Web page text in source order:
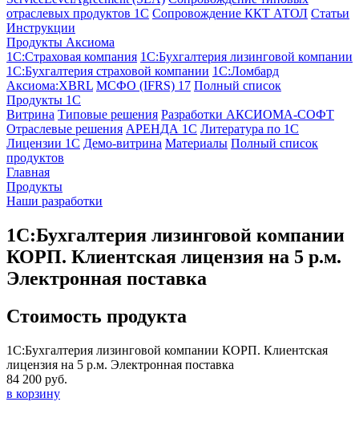
отраслевых продуктов 1С Сопровождение ККТ АТОЛ Статьи
Инструкции
Продукты Аксиома
1С:Страховая компания 1С:Бухгалтерия лизинговой компании
1С:Бухгалтерия страховой компании 1С:Ломбард
Аксиома:XBRL МСФО (IFRS) 17 Полный список
Продукты 1С
Витрина Типовые решения Разработки АКСИОМА-СОФТ
Отраслевые решения АРЕНДА 1С Литература по 1С
Лицензии 1C Демо-витрина Материалы Полный список
продуктов
Главная
Продукты
Наши разработки
1С:Бухгалтерия лизинговой компании
КОРП. Клиентская лицензия на 5 р.м.
Электронная поставка
Стоимость продукта
1С:Бухгалтерия лизинговой компании КОРП. Клиентская
лицензия на 5 р.м. Электронная поставка
84 200 руб.
в корзину